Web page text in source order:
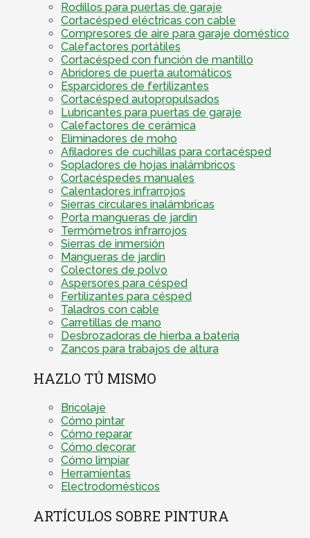
Rodillos para puertas de garaje
Cortacésped eléctricas con cable
Compresores de aire para garaje doméstico
Calefactores portátiles
Cortacésped con función de mantillo
Abridores de puerta automáticos
Esparcidores de fertilizantes
Cortacésped autopropulsados
Lubricantes para puertas de garaje
Calefactores de cerámica
Eliminadores de moho
Afiladores de cuchillas para cortacésped
Sopladores de hojas inalámbricos
Cortacéspedes manuales
Calentadores infrarrojos
Sierras circulares inalámbricas
Porta mangueras de jardín
Termómetros infrarrojos
Sierras de inmersión
Mangueras de jardín
Colectores de polvo
Aspersores para césped
Fertilizantes para césped
Taladros con cable
Carretillas de mano
Desbrozadoras de hierba a batería
Zancos para trabajos de altura
HAZLO TÚ MISMO
Bricolaje
Cómo pintar
Cómo reparar
Cómo decorar
Cómo limpiar
Herramientas
Electrodomésticos
ARTÍCULOS SOBRE PINTURA